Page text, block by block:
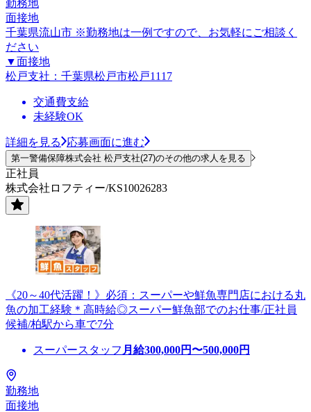
勤務地
面接地
千葉県流山市 ※勤務地は一例ですので、お気軽にご相談く
ださい
▼面接地
松戸支社：千葉県松戸市松戸1117
交通費支給
未経験OK
詳細を見る 応募画面に進む
第一警備保障株式会社 松戸支社(27)のその他の求人を見る
正社員
株式会社ロフティー/KS10026283
《20～40代活躍！》必須：スーパーや鮮魚専門店における丸
魚の加工経験＊高時給◎スーパー鮮魚部でのお仕事/正社員
候補/柏駅から車で7分
スーパースタッフ 月給300,000円〜500,000円
勤務地
面接地